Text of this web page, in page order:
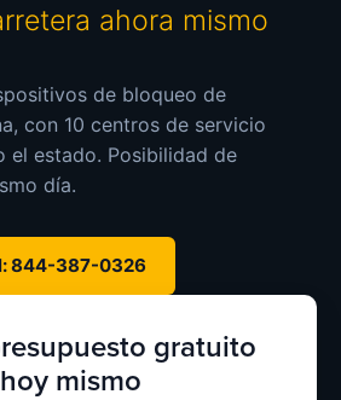
ahora mismo
de bloqueo de
con 10 centros de servicio
estado. Posibilidad de
día.
844-387-0326
gratuito
hoy mismo